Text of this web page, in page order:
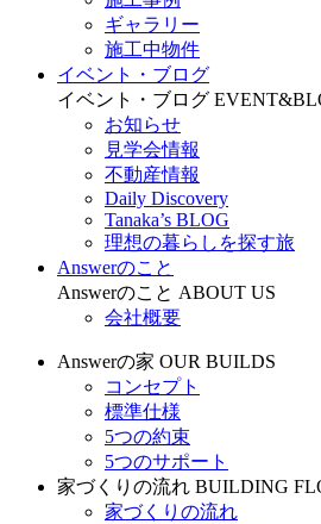
ギャラリー
施工中物件
イベント・ブログ
イベント・ブログ
お知らせ
見学会情報
不動産情報
Daily Discovery
Tanaka’s BLOG
理想の暮らしを探す旅
Answerのこと
Answerのこと ABOUT US
会社概要
Answerの家 OUR BUILDS
コンセプト
標準仕様
5つの約束
5つのサポート
家づくりの流れ BUILDING
家づくりの流れ